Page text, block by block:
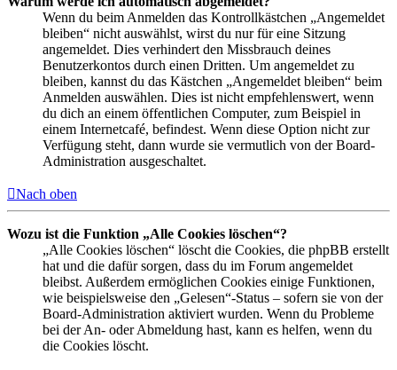
Wenn du beim Anmelden das Kontrollkästchen „Angemeldet
bleiben“ nicht auswählst, wirst du nur für eine Sitzung
angemeldet. Dies verhindert den Missbrauch deines
Benutzerkontos durch einen Dritten. Um angemeldet zu
bleiben, kannst du das Kästchen „Angemeldet bleiben“ beim
Anmelden auswählen. Dies ist nicht empfehlenswert, wenn
du dich an einem öffentlichen Computer, zum Beispiel in
einem Internetcafé, befindest. Wenn diese Option nicht zur
Verfügung steht, dann wurde sie vermutlich von der Board-
Administration ausgeschaltet.
Nach oben
Wozu ist die Funktion „Alle Cookies löschen“?
„Alle Cookies löschen“ löscht die Cookies, die phpBB erstellt
hat und die dafür sorgen, dass du im Forum angemeldet
bleibst. Außerdem ermöglichen Cookies einige Funktionen,
wie beispielsweise den „Gelesen“-Status – sofern sie von der
Board-Administration aktiviert wurden. Wenn du Probleme
bei der An- oder Abmeldung hast, kann es helfen, wenn du
die Cookies löscht.